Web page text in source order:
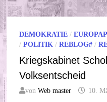
DEMOKRATIE /
/POLITIK /REBLOG# /
Kriegskabinet
Volksentscheid
vonWeb master 10.